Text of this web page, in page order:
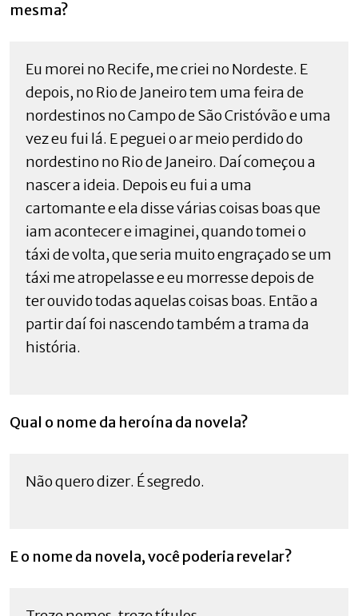
mesma?
Eu morei no Recife, me criei no Nordeste. E
depois, no Rio de Janeiro tem uma feira de
nordestinos no Campo de São Cristóvão e uma
vez eu fui lá. E peguei o ar meio perdido do
nordestino no Rio de Janeiro. Daí começou a
nascer a ideia. Depois eu fui a uma
cartomante e ela disse várias coisas boas que
iam acontecer e imaginei, quando tomei o
táxi de volta, que seria muito engraçado se um
táxi me atropelasse e eu morresse depois de
ter ouvido todas aquelas coisas boas. Então a
partir daí foi nascendo também a trama da
história.
Qual o nome da heroína da novela?
Não quero dizer. É segredo.
E o nome da novela, você poderia revelar?